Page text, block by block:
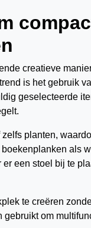
creatieve
is het gebruik
geselecteerde
planten,
als
een stoel bij te
te creëren
om